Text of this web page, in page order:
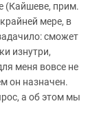
(Кайшеве, прим.
мере, в
сможет
изнутри,
меня вовсе не
он назначен.
а об этом мы